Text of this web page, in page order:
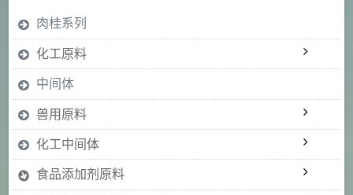
肉桂系列
化工原料
中间体
兽用原料
化工中间体
食品添加剂原料